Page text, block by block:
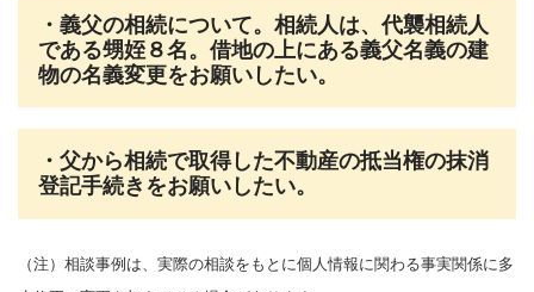
・義父の相続について。相続人は、代襲相続人
である甥姪８名。借地の上にある義父名義の建
物の名義変更をお願いしたい。
・父から相続で取得した不動産の抵当権の抹消
登記手続きをお願いしたい。
（注）相談事例は、実際の相談をもとに個人情報に関わる事実関係に多